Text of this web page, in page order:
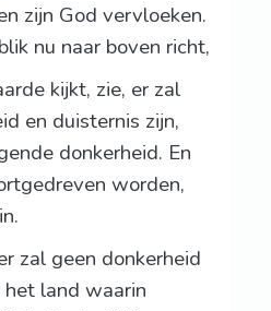
zijn God vervloeken.
nu naar boven richt,
kijkt, zie, er zal
en duisternis zijn,
donkerheid. En
worden,
zal geen donkerheid
land waarin